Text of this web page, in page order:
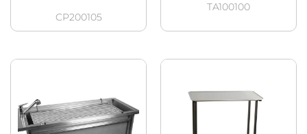
CP200105
TA100100